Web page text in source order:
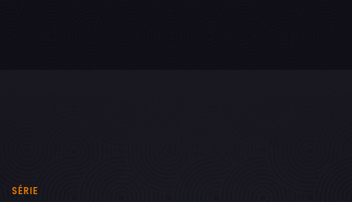
SÉRIE